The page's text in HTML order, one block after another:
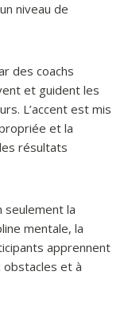
niveau de
des coachs
et guident les
L’accent est mis
et la
résultats
seulement la
mentale, la
apprennent
et à